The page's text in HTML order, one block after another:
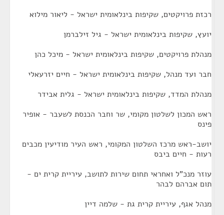
רכזת פרויקטים, שקיפות בינלאומית ישראל - ליאור מילוא
יועץ, שקיפות בינלאומית ישראל - גיל זילברמן
מנהלת פרויקטים, שקיפות בינלאומית ישראל - מיכל כהן
חבר ועד מנהל, שקיפות בינלאומית ישראל - חיים יזרעאלי
מנהלת המדד, שקיפות בינלאומית ישראל - גלית אבידר
ראש המכון לשלטון מקומי, שר וחבר הכנסת לשעבר - אופיר
פינס
יושב-ראש מרכז השלטון המקומי, ראש העיר מודיעין מכבים
רעות - חיים ביבס
עוזר מנכ"ל ואחראי תחום שירות לתושב, עיריית קרית ים -
תום אברהם לבהר
מנהל אגף, עיריית קרית גת - שלמה דיין